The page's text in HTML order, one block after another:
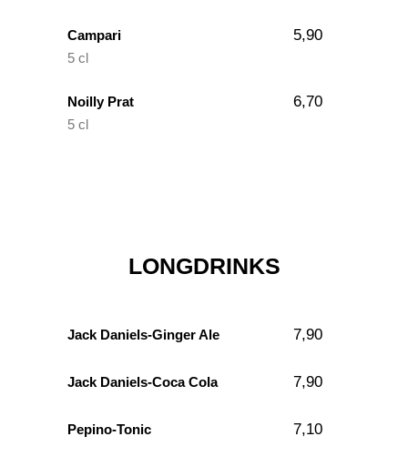
Campari 5,90
5 cl
Noilly Prat 6,70
5 cl
LONGDRINKS
Jack Daniels-Ginger Ale 7,90
Jack Daniels-Coca Cola 7,90
Pepino-Tonic 7,10